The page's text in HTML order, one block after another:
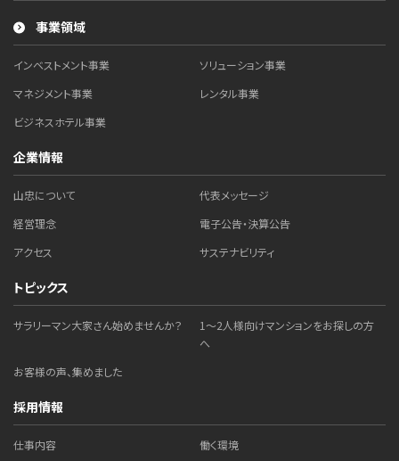
事業領域
インベストメント事業
ソリューション事業
マネジメント事業
レンタル事業
ビジネスホテル事業
企業情報
山忠について
代表メッセージ
経営理念
電子公告・決算公告
アクセス
サステナビリティ
トピックス
サラリーマン大家さん始めませんか？
1～2人様向けマンションをお探しの方
へ
お客様の声、集めました
採用情報
仕事内容 働く環境